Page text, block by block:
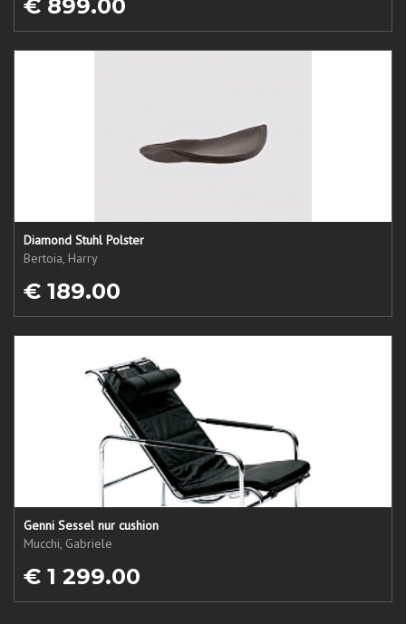
€ 899.00
Diamond Stuhl Polster
Bertoia, Harry
€ 189.00
Genni Sessel nur cushion
Mucchi, Gabriele
€ 1 299.00